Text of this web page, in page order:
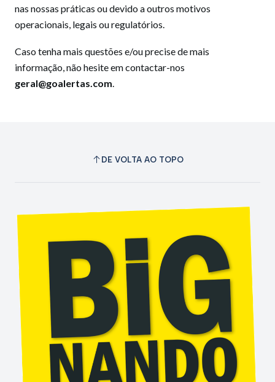
nas nossas práticas ou devido a outros motivos
operacionais, legais ou regulatórios.
Caso tenha mais questões e/ou precise de mais
informação, não hesite em contactar-nos
geral@goalertas.com.
DE VOLTA AO TOPO